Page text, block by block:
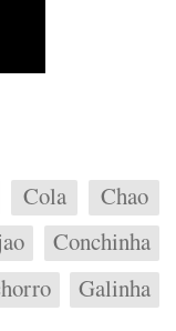
Cola
Chao
Conchinha
Galinha